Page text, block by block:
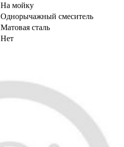
На мойку
Однорычажный смеситель
Матовая сталь
Нет